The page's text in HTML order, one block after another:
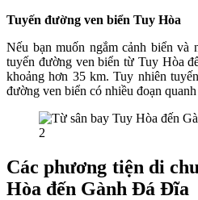
Tuyến đường ven biển Tuy Hòa
Nếu bạn muốn ngắm cảnh biển và
tuyến đường ven biển từ Tuy Hòa
khoảng hơn 35 km. Tuy nhiên
đường ven biển có nhiều đoạn
Các phương tiện di
Hòa đến Gành Đá Đĩa